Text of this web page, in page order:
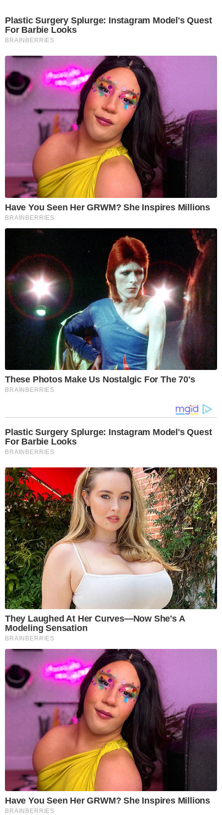
Plastic Surgery Splurge: Instagram Model's Quest
For Barbie Looks
BRAINBERRIES
Have You Seen Her GRWM? She Inspires Millions
BRAINBERRIES
These Photos Make Us Nostalgic For The 70's
BRAINBERRIES
Plastic Surgery Splurge: Instagram Model's Quest
For Barbie Looks
BRAINBERRIES
They Laughed At Her Curves—Now She's A
Modeling Sensation
BRAINBERRIES
Have You Seen Her GRWM? She Inspires Millions
BRAINBERRIES